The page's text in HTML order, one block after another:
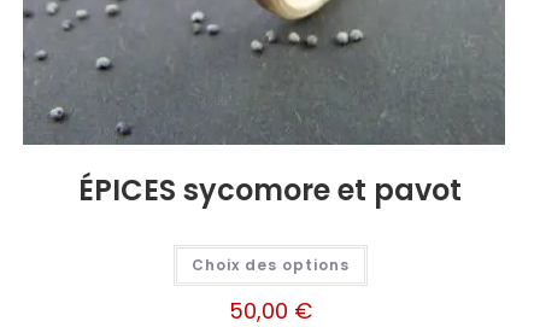
ÉPICES sycomore et pavot
Choix des options
50,00 €